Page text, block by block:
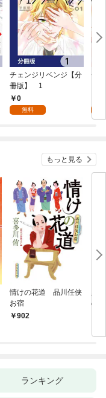
チェンジリベンジ【分
冊版】 1
0
無料
チ
もっと見る
情けの花道 品川任侠
お宿
902
の
ランキング